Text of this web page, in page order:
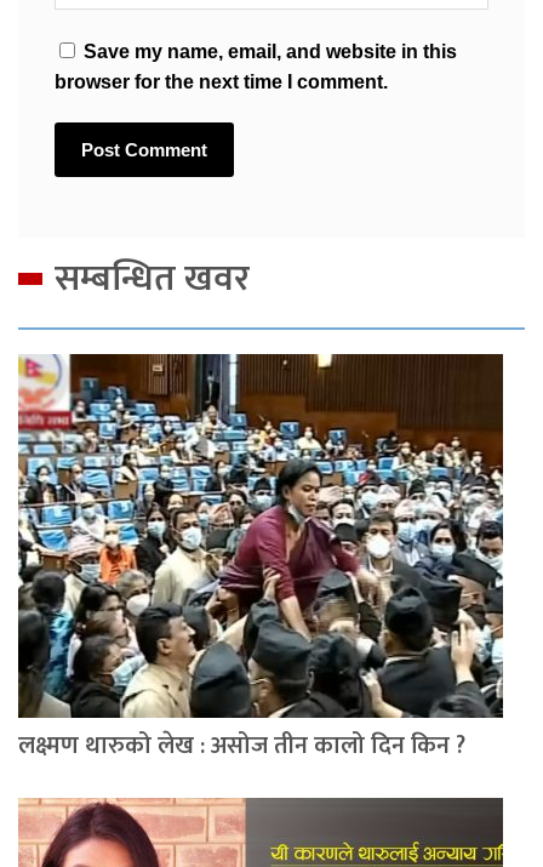
Save my name, email, and website in this
browser for the next time I comment.
सम्बन्धित खवर
लक्ष्मण थारुको लेख : असोज तीन कालो दिन किन ?